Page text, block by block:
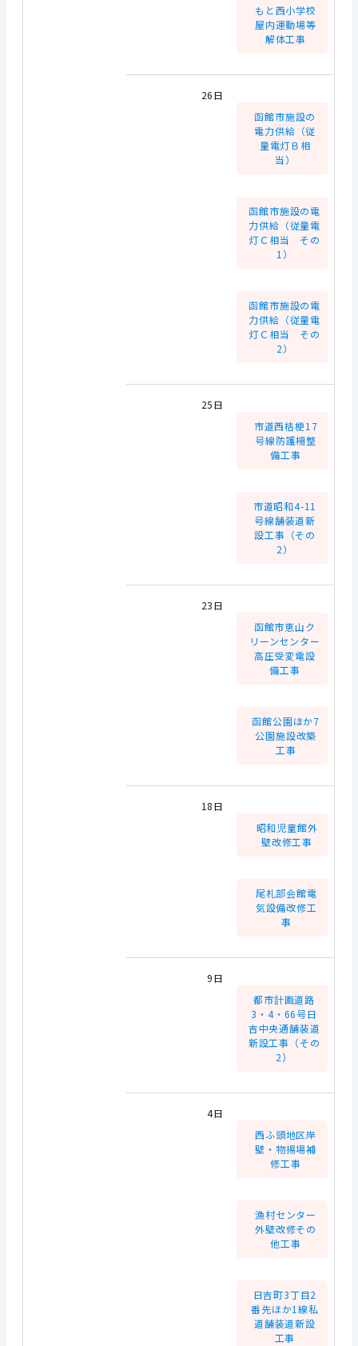
もと西小学校
屋内運動場等
解体工事
26日
函館市施設の
電力供給（従
量電灯Ｂ相
当）
函館市施設の電
力供給（従量電
灯Ｃ相当 その
1）
函館市施設の電
力供給（従量電
灯Ｃ相当 その
2）
25日
市道西桔梗17
号線防護柵整
備工事
市道昭和4-11
号線舗装道新
設工事（その
2）
23日
函館市恵山ク
リーンセンター
高圧受変電設
備工事
函館公園ほか7
公園施設改築
工事
18日
昭和児童館外
壁改修工事
尾札部会館電
気設備改修工
事
9日
都市計画道路
3・4・66号日
吉中央通舗装道
新設工事（その
2）
4日
西ふ頭地区岸
壁・物揚場補
修工事
漁村センター
外壁改修その
他工事
日吉町3丁目2
番先ほか1線私
道舗装道新設
工事